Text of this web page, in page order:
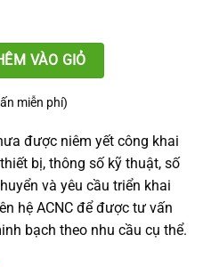
- Take Apart Dripper số lượng
VÀO GIỎ
miễn phí)
được niêm yết công khai
bị, thông số kỹ thuật, số
và yêu cầu triển khai
hệ ACNC để được tư vấn
bạch theo nhu cầu cụ thể.